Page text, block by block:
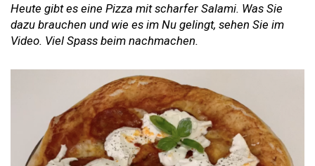
Heute gibt es eine Pizza mit scharfer Salami. Was Sie
dazu brauchen und wie es im Nu gelingt, sehen Sie im
Video. Viel Spass beim nachmachen.